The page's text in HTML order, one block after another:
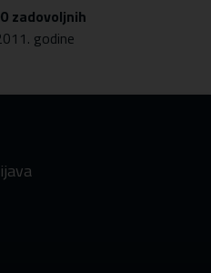
zadovoljnih
godine